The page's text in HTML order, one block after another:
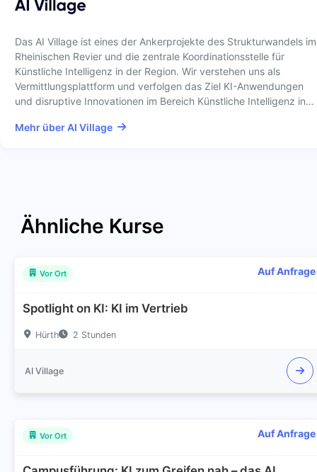
Das AI Village ist eines der Ankerprojekte des Strukturwandels im
Rheinischen Revier und die zentrale Koordinationsstelle für
Künstliche Intelligenz in der Region. Wir verstehen uns als
Vermittlungsplattform und verfolgen das Ziel KI-Anwendungen
und disruptive Innovationen im Bereich Künstliche Intelligenz in…
Mehr über AI Village
Ähnliche Kurse
Vor Ort Auf Anfrage
Spotlight on KI: KI im Vertrieb
Hürth 2 Stunden
AI Village
Vor Ort Auf Anfrage